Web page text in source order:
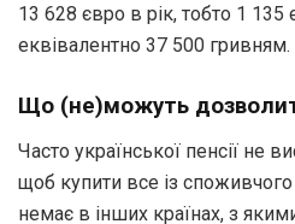
13 628 євро в рік, тобто 1
еквівалентно 37 500 гривням.
Що (не)можуть
Часто української пенсії не
щоб купити все із
немає в інших країнах, з